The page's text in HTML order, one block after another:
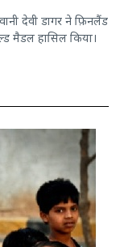
देवी डागर ने फ़िनलैंड
मैडल हासिल किया।